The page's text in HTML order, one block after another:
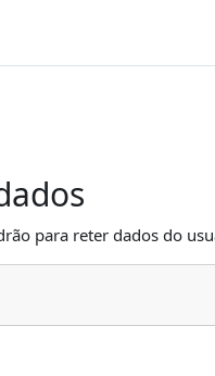
para reter dados do